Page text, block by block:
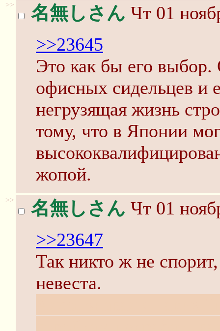
>> 名無しさん Чт 01
>>23645
Это как бы его выбор.
офисных сидельцев и
негрузящая жизнь
тому, что в Японии
жопой.
>> 名無しさん Чт 01
>>23647
Так никто ж не
невеста.